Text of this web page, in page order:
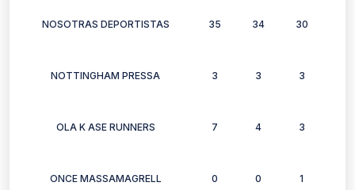
NOSOTRAS DEPORTISTAS 35 34 30
NOTTINGHAM PRESSA 3 3 3
OLA K ASE RUNNERS 7 4 3
ONCE MASSAMAGRELL 0 0 1